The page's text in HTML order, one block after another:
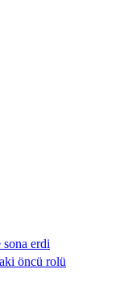
erdi
öncü rolü